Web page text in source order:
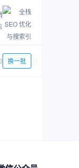
换一批